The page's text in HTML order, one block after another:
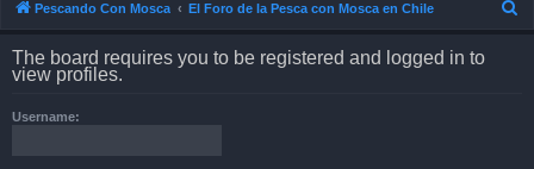
Pescando Con Mosca El Foro de la Pesca con Mosca en Chile
The board requires you to be registered and logged in to
view profiles.
Username: